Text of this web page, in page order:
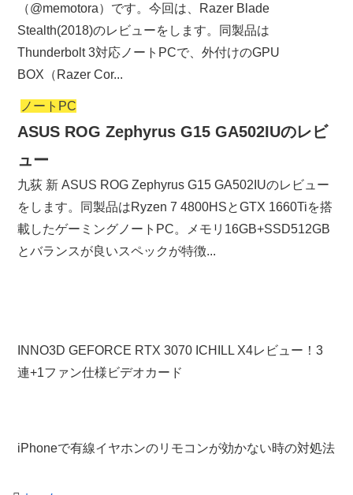
（@memotora）です。今回は、Razer Blade
Stealth(2018)のレビューをします。同製品は
Thunderbolt 3対応ノートPCで、外付けのGPU
BOX（Razer Cor...
ノートPC
ASUS ROG Zephyrus G15 GA502IUのレビ
ュー
九荻 新 ASUS ROG Zephyrus G15 GA502IUのレビュー
をします。同製品はRyzen 7 4800HSとGTX 1660Tiを搭
載したゲーミングノートPC。メモリ16GB+SSD512GB
とバランスが良いスペックが特徴...
INNO3D GEFORCE RTX 3070 ICHILL X4レビュー！3
連+1ファン仕様ビデオカード
iPhoneで有線イヤホンのリモコンが効かない時の対処法